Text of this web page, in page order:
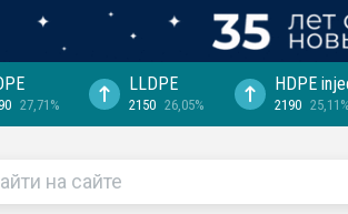
27,71%
LLDPE
2150 26,05%
HDPE
2190 25,11%